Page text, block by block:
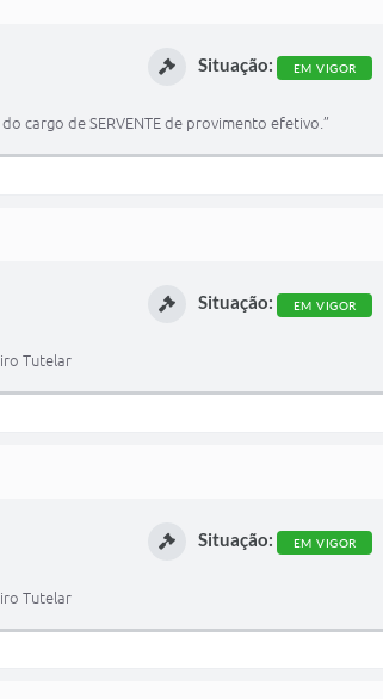
Situação: EM VIGOR
cargo de SERVENTE de provimento efetivo.”
Situação: EM VIGOR
Tutelar
Situação: EM VIGOR
Tutelar